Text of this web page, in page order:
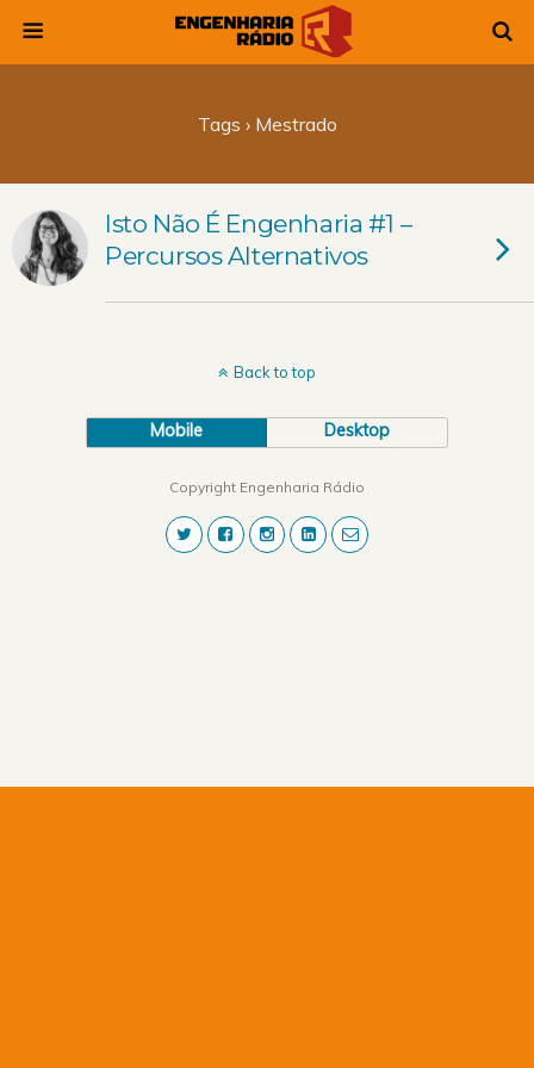
Tags › Mestrado
Isto Não É Engenharia #1 –
Percursos Alternativos
Back to top
Mobile Desktop
Copyright Engenharia Rádio